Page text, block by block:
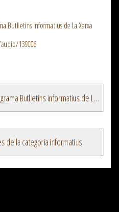
Butlletins informatius de La Xarxa
139006
Veure més episodis del programa Butlletins informatius de La Xarxa
de la categoria informatius